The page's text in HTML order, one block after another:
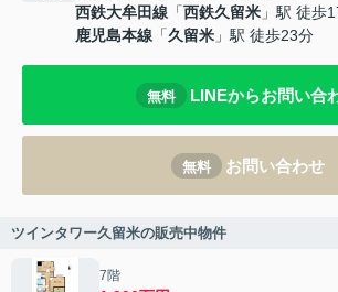
西鉄大牟田線 「西鉄久留米 」駅 徒歩
鹿児島本線 「久留米 」駅 徒歩23分
無料 LINEからお問い合
無料 お問い合わせ
ツインタワー久留米の販売中物件
7階